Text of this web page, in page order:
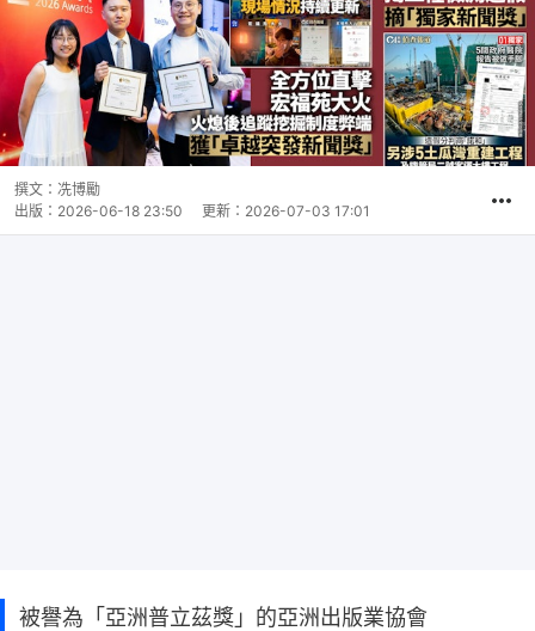
撰文： 冼博勵
出版： 2026-06-18 23:50 更新： 2026-07-03 17:01
被譽為「亞洲普立茲獎」的亞洲出版業協會